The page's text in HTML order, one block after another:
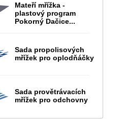
Mateří mřížka -
plastový program
Pokorný Dačice...
Sada propolisových
mřížek pro oplodňáčky
Sada provětrávacích
mřížek pro odchovny